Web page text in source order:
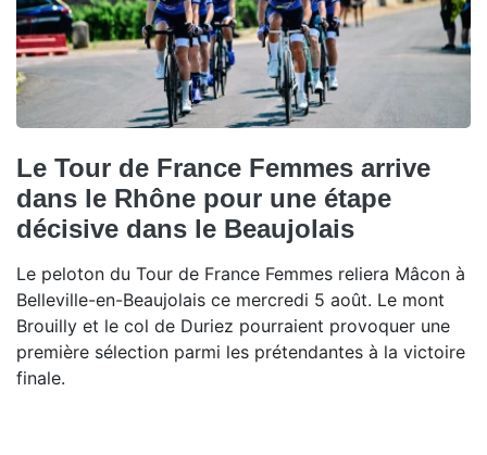
Le Tour de France Femmes arrive
dans le Rhône pour une étape
décisive dans le Beaujolais
Le peloton du Tour de France Femmes reliera Mâcon à
Belleville-en-Beaujolais ce mercredi 5 août. Le mont
Brouilly et le col de Duriez pourraient provoquer une
première sélection parmi les prétendantes à la victoire
finale.